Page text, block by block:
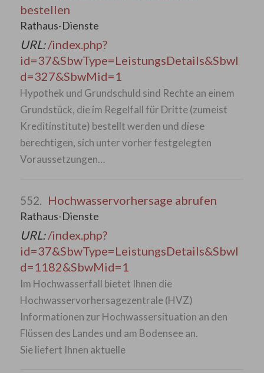
bestellen
Rathaus-Dienste
URL:/index.php?
id=37&SbwType=LeistungsDetails&SbwI
d=327&SbwMid=1
Hypothek und Grundschuld sind Rechte an einem
Grundstück, die im Regelfall für Dritte (zumeist
Kreditinstitute) bestellt werden und diese
berechtigen, sich unter vorher festgelegten
Voraussetzungen…
552. Hochwasservorhersage abrufen
Rathaus-Dienste
URL:/index.php?
id=37&SbwType=LeistungsDetails&SbwI
d=1182&SbwMid=1
Im Hochwasserfall bietet Ihnen die
Hochwasservorhersagezentrale (HVZ)
Informationen zur Hochwassersituation an den
Flüssen des Landes und am Bodensee an.
Sie liefert Ihnen aktuelle